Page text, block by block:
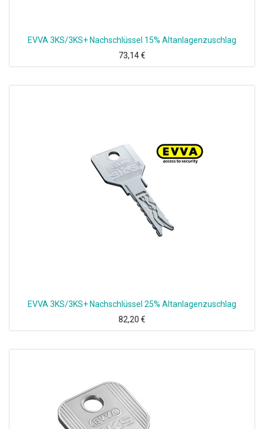
EVVA 3KS/3KS+ Nachschlüssel 15% Altanlagenzuschlag
73,14€
EVVA 3KS/3KS+ Nachschlüssel 25% Altanlagenzuschlag
82,20 €